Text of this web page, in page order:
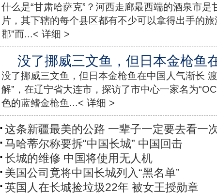
什么是“甘肃哈萨克”？河西走廊最西端的酒泉市
片，其下辖的每个县区都有不少可以拿得出手的
郡”而...< 详细 >
没了挪威三文鱼，但日本金枪鱼
没了挪威三文鱼，但日本金枪鱼在中国人气渐长
解”，在辽宁省大连市，探访了市中心一家名为
色的蓝鳍金枪鱼...< 详细 >
这条新疆最美的公路 一辈子一定要去看一
马哈蒂尔称要拆“中国长城” 中国回击
长城的维修 中国将使用无人机
美国公司竟将中国长城列入“黑名单”
英国人在长城捡垃圾22年 被女王授勋章